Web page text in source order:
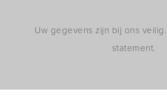
Uw gegevens zijn bij ons
statement.